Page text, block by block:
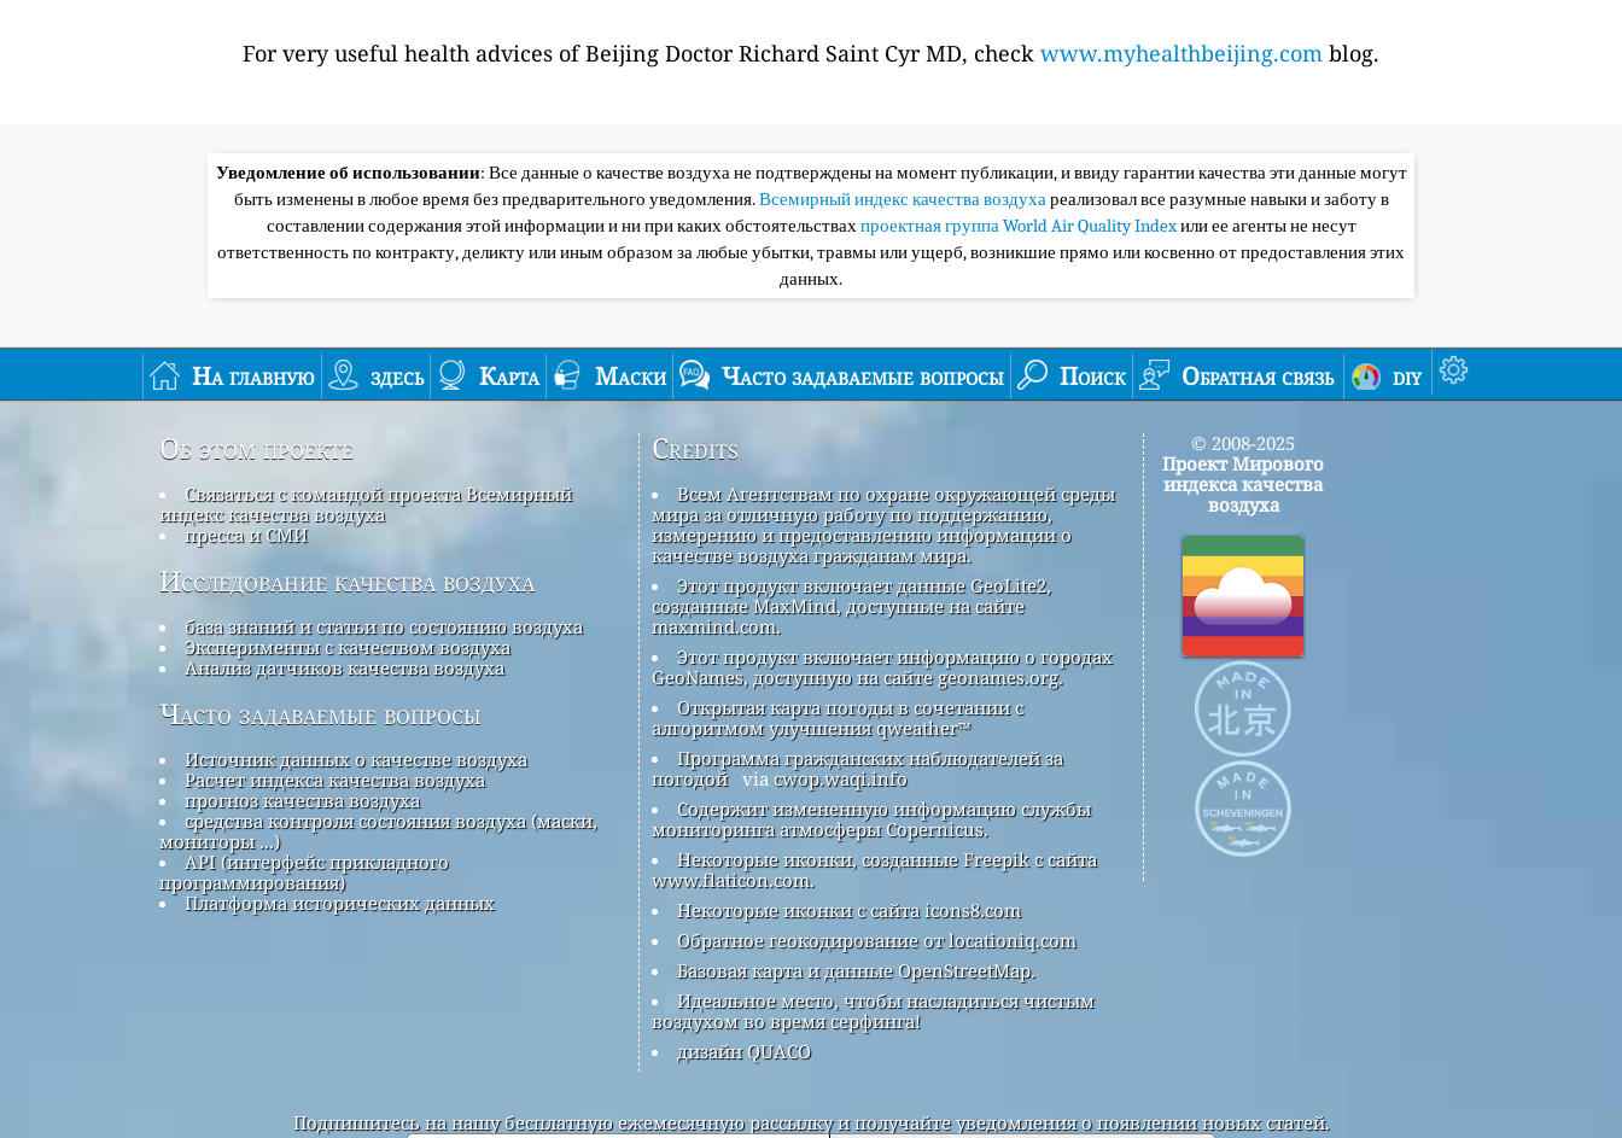
For very useful health advices of Beijing Doctor Richard Saint Cyr MD, check www.myhealthbeijing.com blog.
Уведомление об использовании: Все данные о качестве воздуха не подтверждены на момент публикации, и ввиду гарантии качества эти данные могут
быть изменены в любое время без предварительного уведомления.Всемирный индекс качества воздухареализовал все разумные навыки и заботу в
составлении содержания этой информации и ни при каких обстоятельствахпроектная группа World Air Quality Indexили ее агенты не несут
ответственность по контракту, деликту или иным образом за любые убытки, травмы или ущерб, возникшие прямо или косвенно от предоставления этих
данных.
На главную здесь Карта Маски Часто задаваемые вопросы Поиск Обратная связь diy
Об этом проекте
Связаться с командой проекта Всемирный
индекс качества воздуха
пресса и СМИ
Исследование качества воздуха
база знаний и статьи по состоянию воздуха
Эксперименты с качеством воздуха
Анализ датчиков качества воздуха
Часто задаваемые вопросы
Источник данных о качестве воздуха
Расчет индекса качества воздуха
прогноз качества воздуха
средства контроля состояния воздуха (маски,
мониторы ...)
API (интерфейс прикладного
программирования)
Платформа исторических данных
Credits
Всем Агентствам по охране окружающей среды
мира за отличную работу по поддержанию,
измерению и предоставлению информации о
качестве воздуха гражданам мира.
Этот продукт включает данные GeoLite2,
созданные MaxMind, доступные на сайте
maxmind.com.
Этот продукт включает информацию о городах
GeoNames, доступную на сайте geonames.org.
Открытая карта погоды в сочетании с
алгоритмом улучшения qweather™
Программа гражданских наблюдателей за
погодой via cwop.waqi.info
Содержит измененную информацию службы
мониторинга атмосферы Copernicus.
Некоторые иконки, созданные Freepik с сайта
www.flaticon.com.
Некоторые иконки с сайта icons8.com
Обратное геокодирование от locationiq.com
Базовая карта и данные OpenStreetMap.
Идеальное место, чтобы насладиться чистым
воздухом во время серфинга!
дизайн QUACO
© 2008-2025
Проект Мирового
индекса качества
воздуха
Подпишитесь на нашу бесплатную ежемесячную рассылку и получайте уведомления о появлении новых статей.